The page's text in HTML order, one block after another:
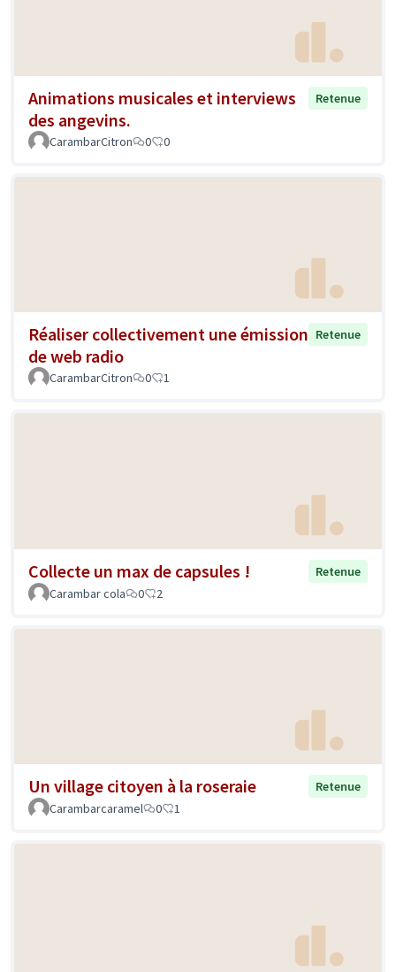
Animations musicales et interviews
des angevins.
Retenue
CarambarCitron 0 0
Réaliser collectivement une émission
de web radio
Retenue
CarambarCitron 0 1
Collecte un max de capsules !
Retenue
Carambar cola
0 2
Un village citoyen à la roseraie
Retenue
Carambarcaramel
0 1